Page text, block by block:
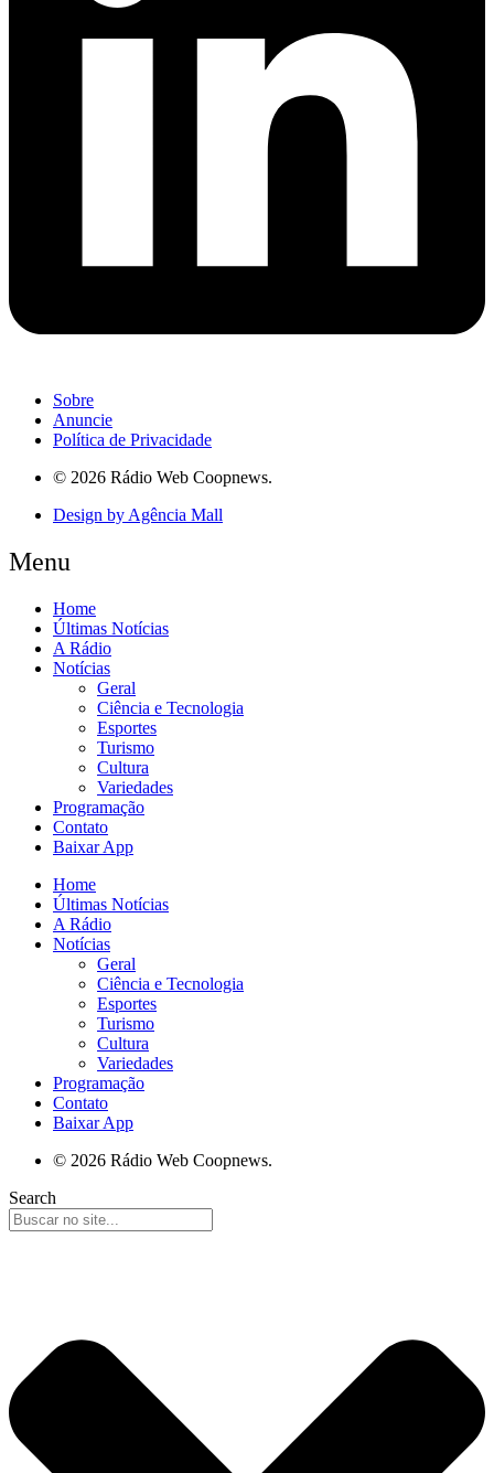
Sobre
Anuncie
Política de Privacidade
© 2026 Rádio Web Coopnews.
Design by Agência Mall
Menu
Home
Últimas Notícias
A Rádio
Notícias
Geral
Ciência e Tecnologia
Esportes
Turismo
Cultura
Variedades
Programação
Contato
Baixar App
Home
Últimas Notícias
A Rádio
Notícias
Geral
Ciência e Tecnologia
Esportes
Turismo
Cultura
Variedades
Programação
Contato
Baixar App
© 2026 Rádio Web Coopnews.
Search